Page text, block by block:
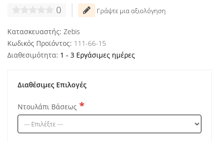
0 Γράψτε μια αξιολόγηση
Κατασκευαστής: Zebis
Κωδικός Προϊόντος: 111-66-15
Διαθεσιμότητα: 1 - 3 Εργάσιμες ημέρες
Διαθέσιμες Επιλογές
Ντουλάπι Βάσεως